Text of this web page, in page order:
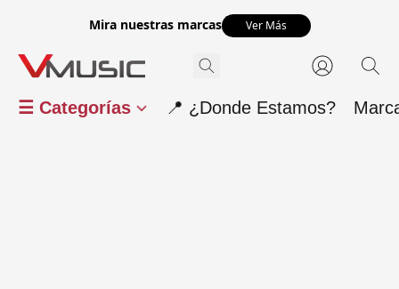
Mira nuestras marcas Ver Más
☰ Categorías 📍 ¿Donde Estamos?